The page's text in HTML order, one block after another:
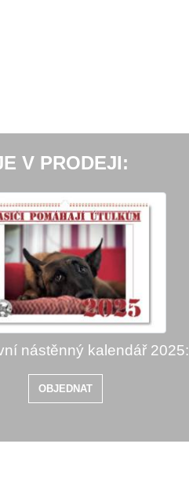
V PRODEJI:
nástěnný kalendář 2025:
OBJEDNAT